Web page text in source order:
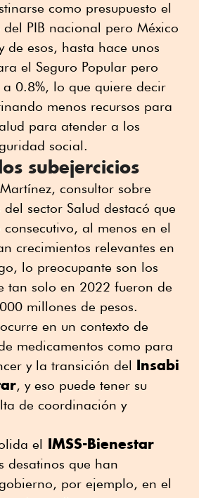
como presupuesto el
PIB nacional pero México
de esos, hasta hace unos
el Seguro Popular pero
0.8%, lo que quiere decir
menos recursos para
para atender a los
social.
subejercicios
consultor sobre
sector Salud destacó que
al menos en el
crecimientos relevantes en
lo preocupante son los
tan solo en 2022 fueron de
millones de pesos.
en un contexto de
medicamentos como para
y la transición del Insabi
, y eso puede tener su
de coordinación y
el IMSS-Bienestar
desatinos que han
por ejemplo, en el